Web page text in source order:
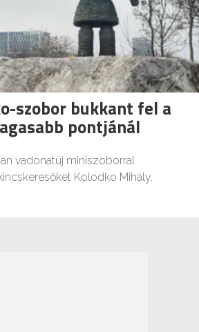
szobor bukkant fel a
pontjánál
vadonatúj miniszoborral
Kolodko Mihály.